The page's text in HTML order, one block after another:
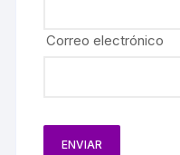
Correo electrónico